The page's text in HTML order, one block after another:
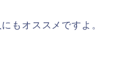
もオススメですよ。